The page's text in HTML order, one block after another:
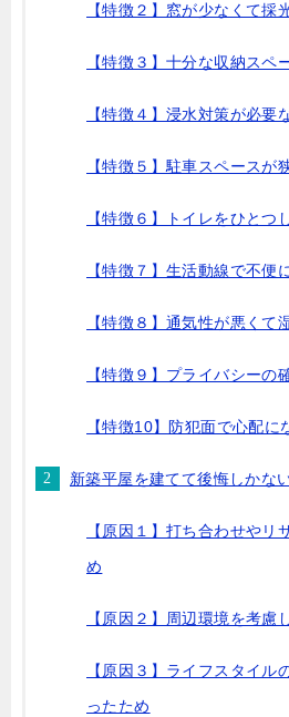
【特徴２】窓が少なくて採
【特徴３】十分な収納スペ
【特徴４】浸水対策が必要
【特徴５】駐車スペースが
【特徴６】トイレをひとつ
【特徴７】生活動線で不便
【特徴８】通気性が悪くて
【特徴９】プライバシーの
【特徴10】防犯面で心配に
新築平屋を建てて後悔しかな
【原因１】打ち合わせやリ
め
【原因２】周辺環境を考慮
【原因３】ライフスタイル
ったため